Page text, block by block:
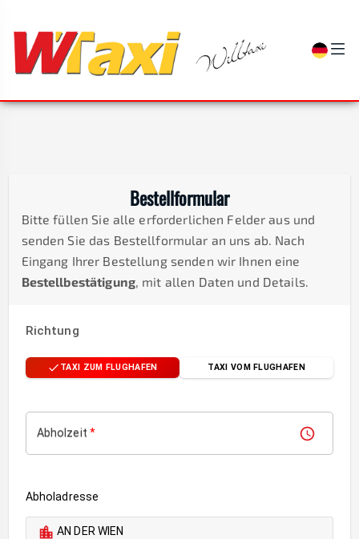
Bestellformular
Bitte füllen Sie alle erforderlichen Felder aus und
senden Sie das Bestellformular an uns ab. Nach
Eingang Ihrer Bestellung senden wir Ihnen eine
Bestellbestätigung, mit allen Daten und Details.
Richtung
TAXI ZUM FLUGHAFEN TAXI VOM FLUGHAFEN
Abholzeit *
Abholadresse
AN DER WIEN